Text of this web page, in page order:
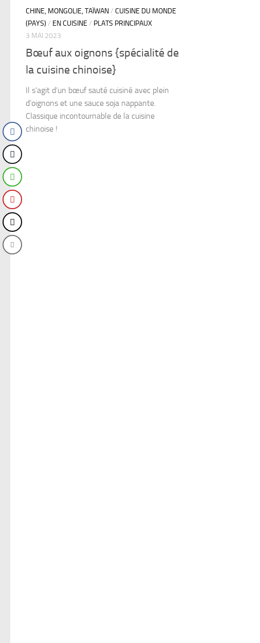
CHINE, MONGOLIE, TAÏWAN/ CUISINE DU MONDE
(PAYS) / EN CUISINE / PLATS PRINCIPAUX
3 MAI 2023
Bœuf aux oignons {spécialité de
la cuisine chinoise}
Il s’agit d’un bœuf sauté cuisiné avec plein
d’oignons et une sauce soja nappante.
Classique incontournable de la cuisine
chinoise !